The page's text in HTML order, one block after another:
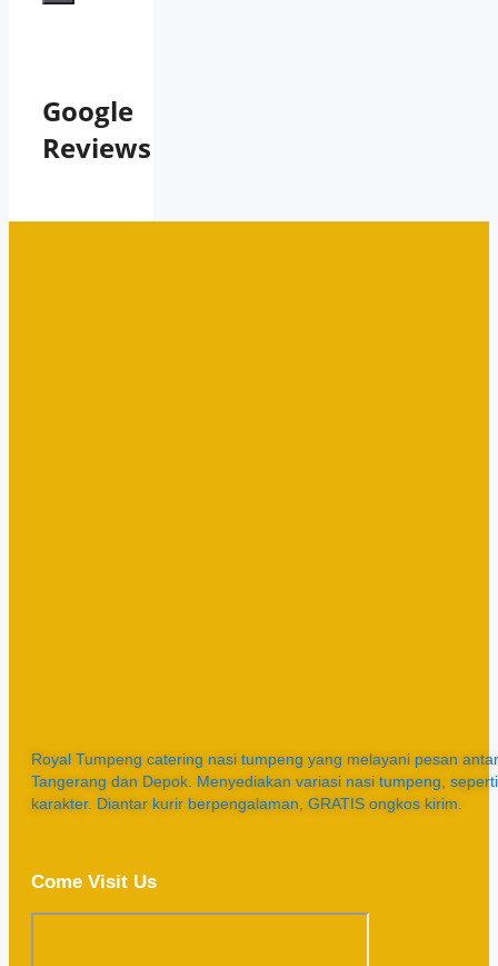
Google
Reviews
Royal Tumpeng catering nasi tumpeng yang melayani pesan
Tangerang dan Depok. Menyediakan variasi nasi tumpeng,
karakter. Diantar kurir berpengalaman, GRATIS ongkos kirim.
Come Visit Us